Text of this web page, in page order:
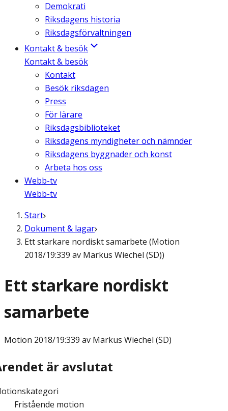
Demokrati
Riksdagens historia
Riksdagsförvaltningen
Kontakt & besök
Kontakt & besök
Kontakt
Besök riksdagen
Press
För lärare
Riksdagsbiblioteket
Riksdagens myndigheter och nämnder
Riksdagens byggnader och konst
Arbeta hos oss
Webb-tv
Webb-tv
Start
Dokument & lagar
Ett starkare nordiskt samarbete (Motion
2018/19:339 av Markus Wiechel (SD))
Ett starkare nordiskt
samarbete
Motion 2018/19:339 av Markus Wiechel (SD)
är avslutat
Fristående motion